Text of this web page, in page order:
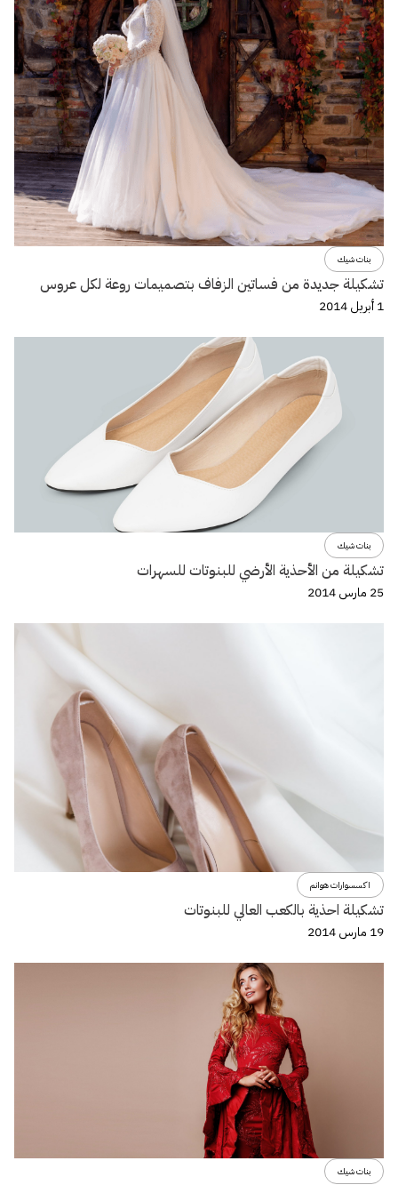
بنات شيك
تشكيلة جديدة من فساتين الزفاف بتصميمات روعة لكل عروس
1 أبريل 2014
بنات شيك
تشكيلة من الأحذية الأرضي للبنوتات للسهرات
25 مارس 2014
اكسسوارات هوانم
تشكيلة احذية بالكعب العالي للبنوتات
19 مارس 2014
بنات شيك